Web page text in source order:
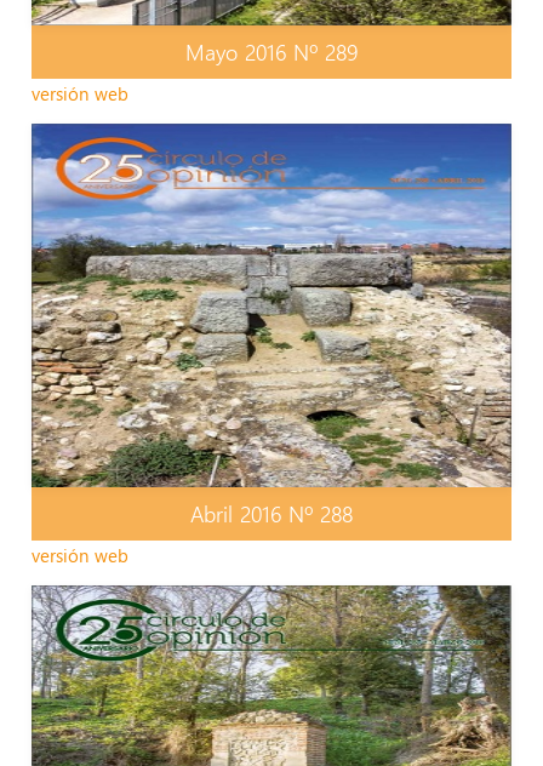
Mayo 2016 Nº 289
versión web
Abril 2016 Nº 288
versión web